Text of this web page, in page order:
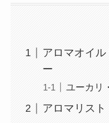
アロマオイ
ー
ユーカリ
アロマリスト